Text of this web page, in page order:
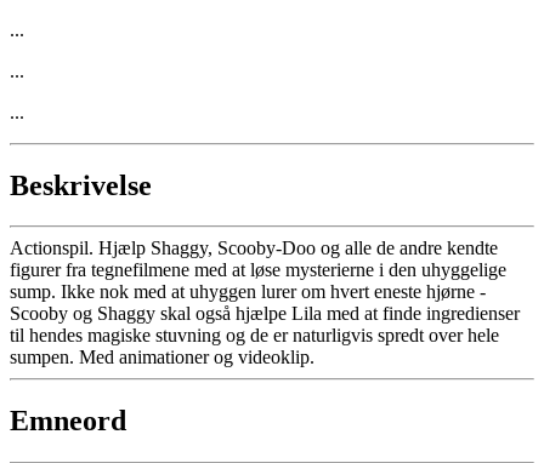
...
...
...
Beskrivelse
Actionspil. Hjælp Shaggy, Scooby-Doo og alle de andre kendte
figurer fra tegnefilmene med at løse mysterierne i den uhyggelige
sump. Ikke nok med at uhyggen lurer om hvert eneste hjørne -
Scooby og Shaggy skal også hjælpe Lila med at finde ingredienser
til hendes magiske stuvning og de er naturligvis spredt over hele
sumpen. Med animationer og videoklip.
Emneord